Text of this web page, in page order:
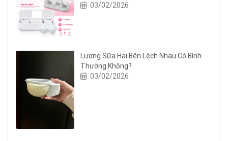
Pro03/02/2026
Lượng Sữa Hai Bên Lệch Nhau Có Bình
Thường Không?
03/02/2026